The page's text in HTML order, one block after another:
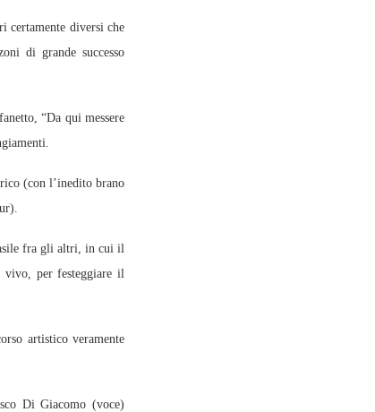
certamente diversi che
di grande successo
“Da qui messere
(con l’inedito brano
fra gli altri, in cui il
vivo, per festeggiare il
artistico veramente
Di Giacomo (voce)